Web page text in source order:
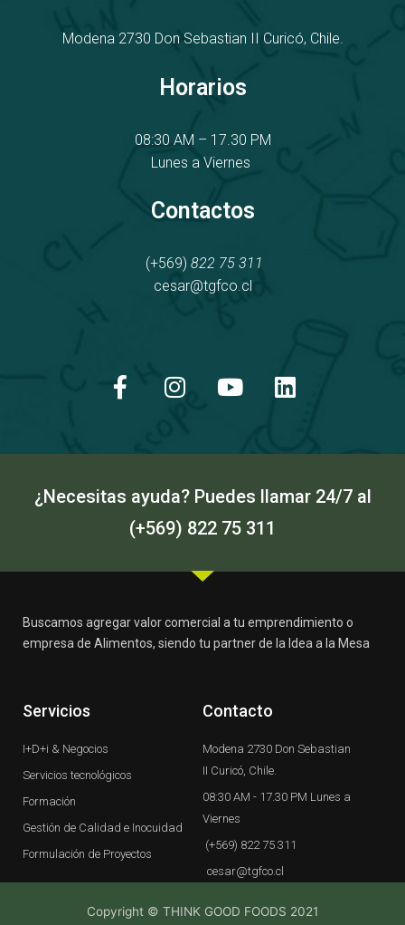
Modena 2730 Don Sebastian II Curicó, Chile.
Horarios
08:30 AM – 17.30 PM
Lunes a Viernes
Contactos
(+569) 822 75 311
cesar@tgfco.cl
c
e
o
k
s
t
g
a
m
u
t
b
n
k
d
n
¿Necesitas ayuda? Puedes llamar 24/7 al
(+569) 822 75 311
Buscamos agregar valor comercial a tu emprendimiento o
empresa de Alimentos, siendo tu partner de la Idea a la Mesa
Servicios
I+D+i & Negocios
Servicios tecnológicos
Formación
Gestión de Calidad e Inocuidad
Formulación de Proyectos
Contacto
Modena 2730 Don Sebastian
II Curicó, Chile.
08:30 AM - 17.30 PM Lunes a
Viernes
(+569) 822 75 311
cesar@tgfco.cl
Copyright © THINK GOOD FOODS 2021